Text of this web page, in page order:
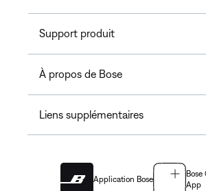
Support produit
À propos de Bose
Liens supplémentaires
Application Bose
Bose
App